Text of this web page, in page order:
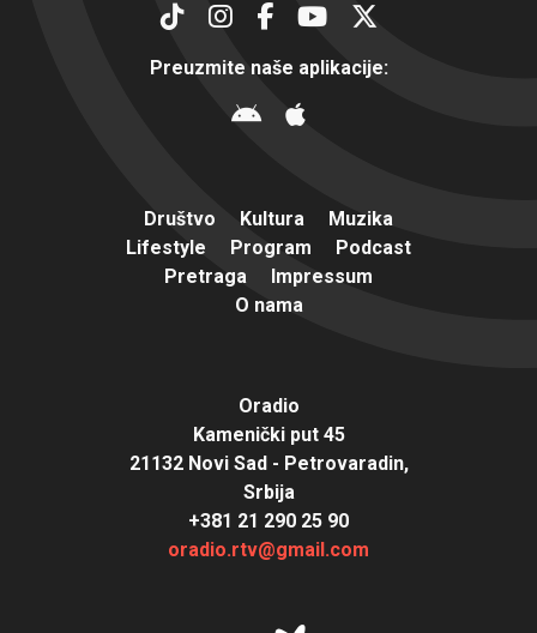
Preuzmite naše aplikacije:
Društvo Kultura
Muzika
Lifestyle
Program
Podcast
Pretraga
Impressum
O nama
Oradio
Kamenički put 45
21132 Novi Sad - Petrovaradin,
Srbija
+381 21 290 25 90
oradio.rtv@gmail.com